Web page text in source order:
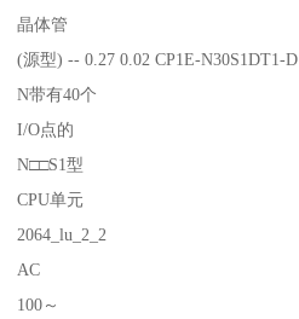
晶体管
(源型) -- 0.27 0.02 CP1E-N30S1DT1-D
N带有40个
I/O点的
N□□S1型
CPU单元
2064_lu_2_2
AC
100～